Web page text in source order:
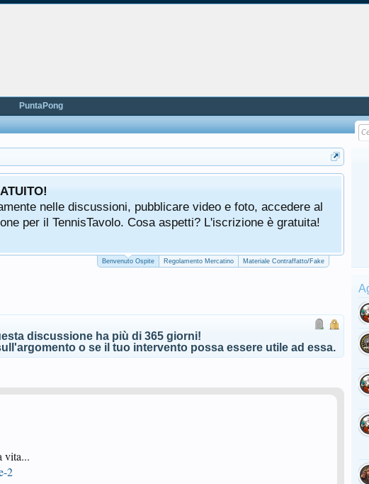
nelle discussioni, pubblicare video e foto, accedere al
per il TennisTavolo. Cosa aspetti? L'iscrizione è gratuita!
Benvenuto Ospite Regolamento Mercatino Materiale Contraffatto/Fake
discussione ha più di 365 giorni!
o se il tuo intervento possa essere utile ad essa.
vita...
2
PuntaPong